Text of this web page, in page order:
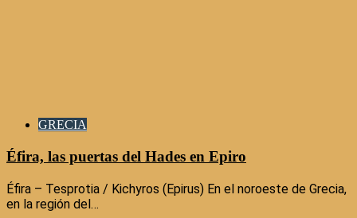
GRECIA
Éfira, las puertas del Hades en Epiro
Éfira – Tesprotia / Kichyros (Epirus) En el noroeste de Grecia,
en la región del…